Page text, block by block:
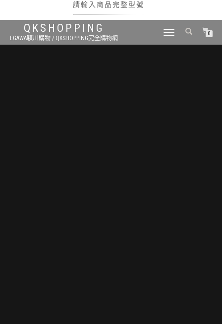
請輸入商品完整型號
QKSHOPPING
EGAWA穎川購物 / QKSHOPPING完全購物網
TOGGLE
0